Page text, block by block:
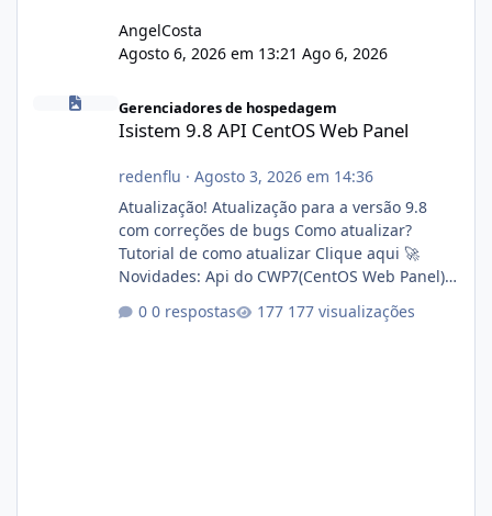
AngelCosta
Agosto 6, 2026 em 13:21 Ago 6, 2026
Isistem 9.8 API CentOS Web Panel
Gerenciadores de hospedagem
Isistem 9.8 API CentOS Web Panel
redenflu · Agosto 3, 2026 em 14:36
Atualização! Atualização para a versão 9.8
com correções de bugs Como atualizar?
Tutorial de como atualizar Clique aqui 🚀
Novidades: Api do CWP7(CentOS Web Panel)
autorizado a usasr o isistem:
0 respostas 177 visualizações